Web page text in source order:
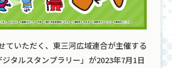
ていただく、東三河広域連合が主催する
ジタルスタンプラリー」が2023年7月1日